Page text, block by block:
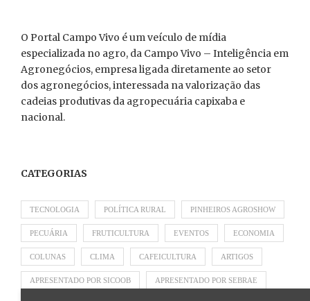
O Portal Campo Vivo é um veículo de mídia
especializada no agro, da Campo Vivo – Inteligência em
Agronegócios, empresa ligada diretamente ao setor
dos agronegócios, interessada na valorização das
cadeias produtivas da agropecuária capixaba e
nacional.
CATEGORIAS
TECNOLOGIA POLÍTICA RURAL PINHEIROS AGROSHOW
PECUÁRIA FRUTICULTURA EVENTOS ECONOMIA
COLUNAS CLIMA CAFEICULTURA ARTIGOS
APRESENTADO POR SICOOB APRESENTADO POR SEBRAE